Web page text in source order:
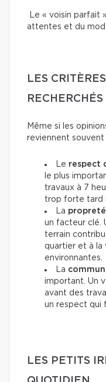
Le « voisin parfait
attentes et du
LES
RECHERCHÉS
Même si les
reviennent souvent
Le respect
le plus
travaux à 7
trop forte tard
La
un facteur clé.
terrain
quartier et à la
environnantes.
La
important. Un
avant des
un respect qui
LES PETITS